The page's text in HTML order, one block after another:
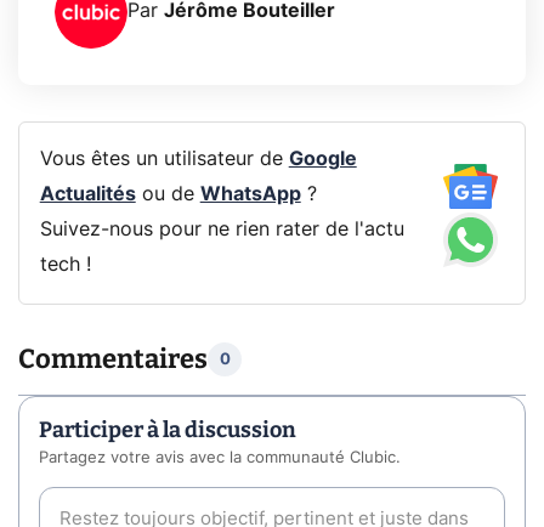
Par Jérôme Bouteiller
Vous êtes un utilisateur de Google
Actualitésou de WhatsApp?
Suivez-nous pour ne rien rater de l'actu
tech !
Commentaires 0
Participer à la discussion
Partagez votre avis avec la communauté Clubic.